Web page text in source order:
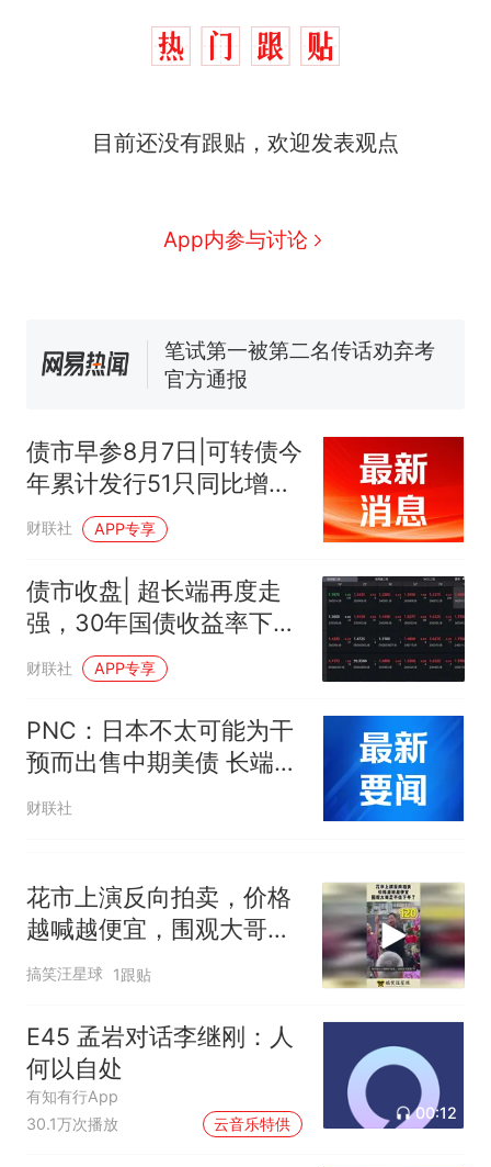
目前还没有跟贴，欢迎发表观点
App内参与讨论
人生
新 费大厨“全国小炒肉大王”称
号，仅凭视频评出？中国烹饪
笔试第一被第二名传话劝弃考
官方通报
试前13名均遭淘汰？教育局：
已叫停招聘，成立调查组全面
核查
享界G9车型预售价公布：
43.98万起
那个在床头放菜刀的女孩，
人生
债市早参8月7日|可转债今
年累计发行51只同比增长
104%；监管重申禁止理财
子公司通过合作机构不当
估值
财联社 APP专享
债市收盘| 超长端再度走
强，30年国债收益率下行
1BP
财联社 APP专享
PNC：日本不太可能为干
预而出售中期美债 长端收
益率影响有限
财联社
花市上演反向拍卖，价格
越喊越便宜，围观大哥忍
不住下手了！
搞笑汪星球 1跟贴
E45 孟岩对话李继刚：人
何以自处
有知有行App
30.1万次播放
云音乐特供
00:12